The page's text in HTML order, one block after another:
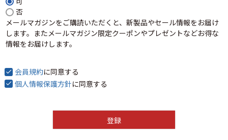
須
)
否
メールマガジンをご購読いただくと、新製品やセール情報をお届け
します。またメールマガジン限定クーポンやプレゼントなどお得な
情報をお届けします。
会員規約に同意する
個人情報保護方針に同意する
登録